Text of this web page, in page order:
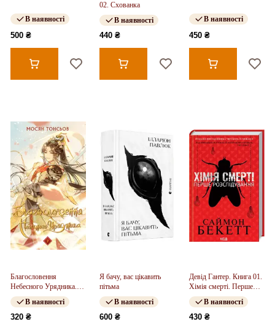
В наявності
500 ₴
02. Схованка
В наявності
440 ₴
В наявності
450 ₴
Благословення
Небесного Урядника.
Том 2
В наявності
320 ₴
Я бачу, вас цікавить
пітьма
В наявності
600 ₴
Девід Гантер. Книга 01.
Хімія смерті. Перше
розслідування
В наявності
430 ₴